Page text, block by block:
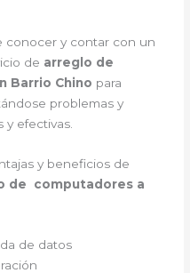
conocer y contar con un
de arreglo de
Barrio Chino para
problemas y
efectivas.
y beneficios de
de computadores a
de datos